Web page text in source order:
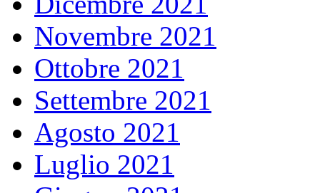
Novembre 2021
Ottobre 2021
Settembre 2021
Agosto 2021
Luglio 2021